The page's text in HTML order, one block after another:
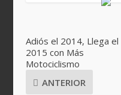
Adiós el 2014, Llega el
2015 con Más
Motociclismo
ANTERIOR